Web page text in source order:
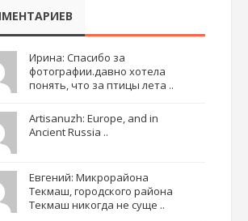
Ирина: Спасибо за
фотографии.давно хотела
понять, что за птицы лета ..
Artisanuzh: Europe, and in
Ancient Russia ..
Евгений: Микрорайона
Текмаш, городского района
Текмаш никогда не суще ..